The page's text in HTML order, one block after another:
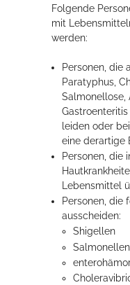
Service
Die Stadthalle
Folgende
mit
werden:
Personen, die
Paratyphus,
Salmonellose,
leiden oder
eine derartige
Personen, die
Lebensmittel
Personen, die
ausscheiden:
Shigellen
Salmonellen